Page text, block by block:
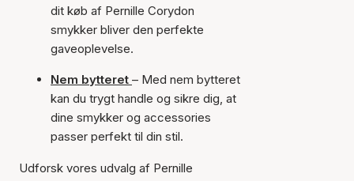
dit køb af Pernille Corydon
smykker bliver den perfekte
gaveoplevelse.
Nem bytteret – Med nem bytteret
kan du trygt handle og sikre dig, at
dine smykker og accessories
passer perfekt til din stil.
Udforsk vores udvalg af Pernille